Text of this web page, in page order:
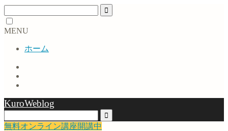
MENU
ホーム
KuroWeblog
無料オンライン講座開講中